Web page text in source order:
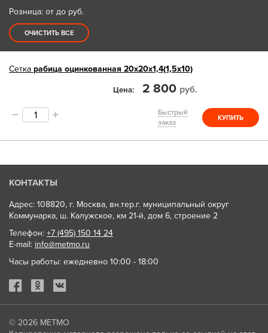
Розница: от до руб.
ОЧИСТИТЬ ВСЕ
Сетка рабица оцинкованная 20х20х1,4(1,5х10)
Цена 2 800 руб.
Быстрый
заказ
КУПИТЬ
КОНТАКТЫ
Адрес: 108820, г. Москва, вн.тер.г. муниципальный округ
Коммунарка, ш. Калужское, км 21-й, дом 6, строение 2
Телефон: +7 (495) 150 14 24
E-mail: info@metmo.ru
Часы работы: ежедневно 10:00 - 18:00
© 2026 МЕТМО